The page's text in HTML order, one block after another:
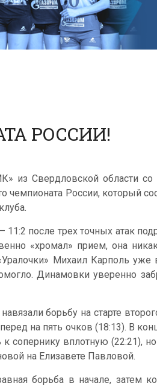
РОССИИ!
из Свердловской области со
чемпионата России, который
после трех точных атак
«хромал» прием, она
Михаил Карполь уже
Динамовки уверенно
борьбу на старте
на пять очков (18:13). В
вплотную (22:21), но
на Елизавете Павловой.
борьба в начале, затем